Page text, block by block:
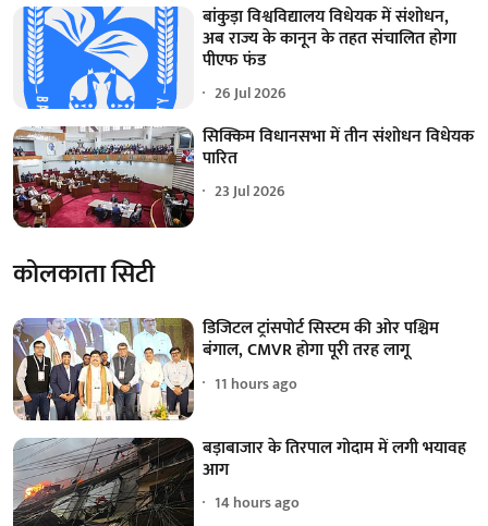
बांकुड़ा विश्वविद्यालय विधेयक में संशोधन,
अब राज्य के कानून के तहत संचालित होगा
पीएफ फंड
26 Jul 2026
सिक्किम विधानसभा में तीन संशोधन विधेयक
पारित
23 Jul 2026
कोलकाता सिटी
डिजिटल ट्रांसपोर्ट सिस्टम की ओर पश्चिम
बंगाल, CMVR होगा पूरी तरह लागू
11 hours ago
बड़ाबाजार के तिरपाल गोदाम में लगी भयावह
आग
14 hours ago